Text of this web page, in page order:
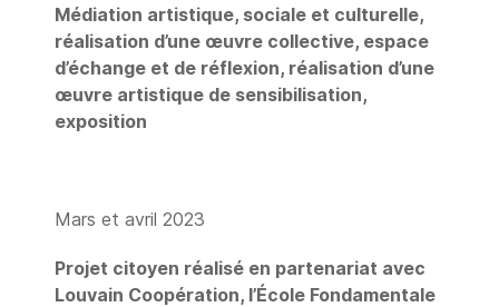
Médiation artistique, sociale et culturelle,
réalisation d’une œuvre collective, espace
d’échange et de réflexion, réalisation d’une
œuvre artistique de sensibilisation,
exposition
Mars et avril 2023
Projet citoyen réalisé en partenariat avec
Louvain Coopération, l’École Fondamentale